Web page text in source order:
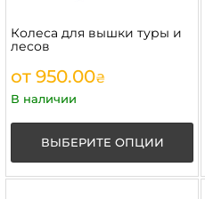
Колеса для вышки туры и
лесов
от 950.00₴
В наличии
ВЫБЕРИТЕ ОПЦИИ